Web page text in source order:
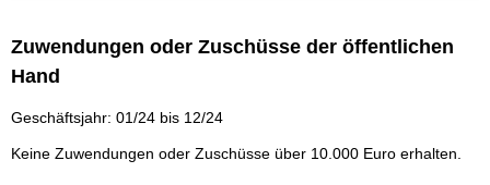
Zuwendungen oder Zuschüsse der öffentlichen
Hand
Geschäftsjahr: 01/24 bis 12/24
Keine Zuwendungen oder Zuschüsse über 10.000 Euro erhalten.